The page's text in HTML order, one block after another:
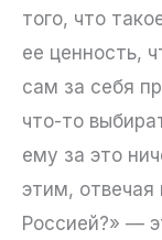
того, что
ее ценность,
сам за себя
что-то
ему за это
этим, отвечая
Россией?» —